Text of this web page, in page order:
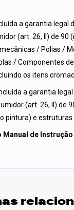
a garantia legal
(art. 26, II) de 90
/ Polias /
/ Componentes
os itens
a garantia
(art. 26, II) de
pintura) e
Manual de